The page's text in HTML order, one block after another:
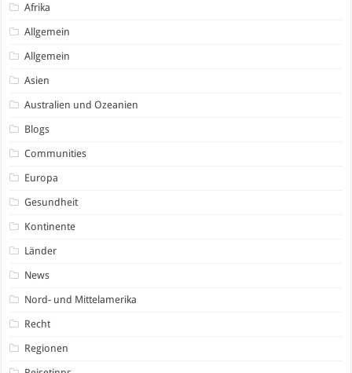
Afrika
Allgemein
Allgemein
Asien
Australien und Ozeanien
Blogs
Communities
Europa
Gesundheit
Kontinente
Länder
News
Nord- und Mittelamerika
Recht
Regionen